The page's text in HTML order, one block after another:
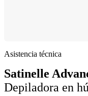
Asistencia técnica
Satinelle
Depiladora en